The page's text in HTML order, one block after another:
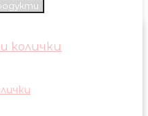
колички